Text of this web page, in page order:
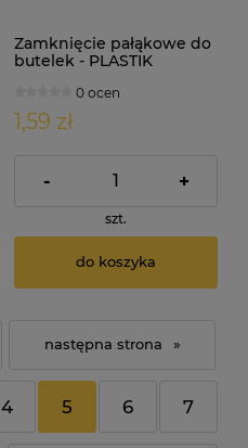
Zamknięcie pałąkowe do
butelek - PLASTIK
0 ocen
1,59 zł
- +
szt.
do koszyka
4 5 6 7
»